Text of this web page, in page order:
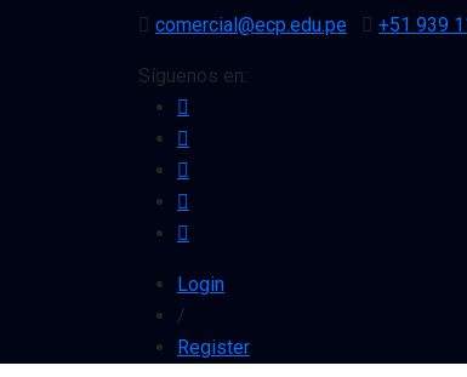
comercial@ecp.edu.pe +51 939
¡Inscríbete y obtén
Síguenos en:
Login
/
Register